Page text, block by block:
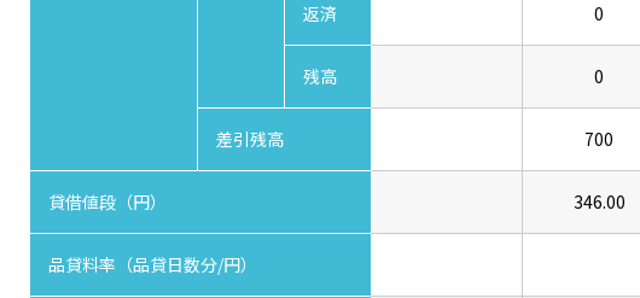
返済 0
残高 0
差引残高 700
貸借値段（円） 346.00
品貸料率（品貸日数分/円）